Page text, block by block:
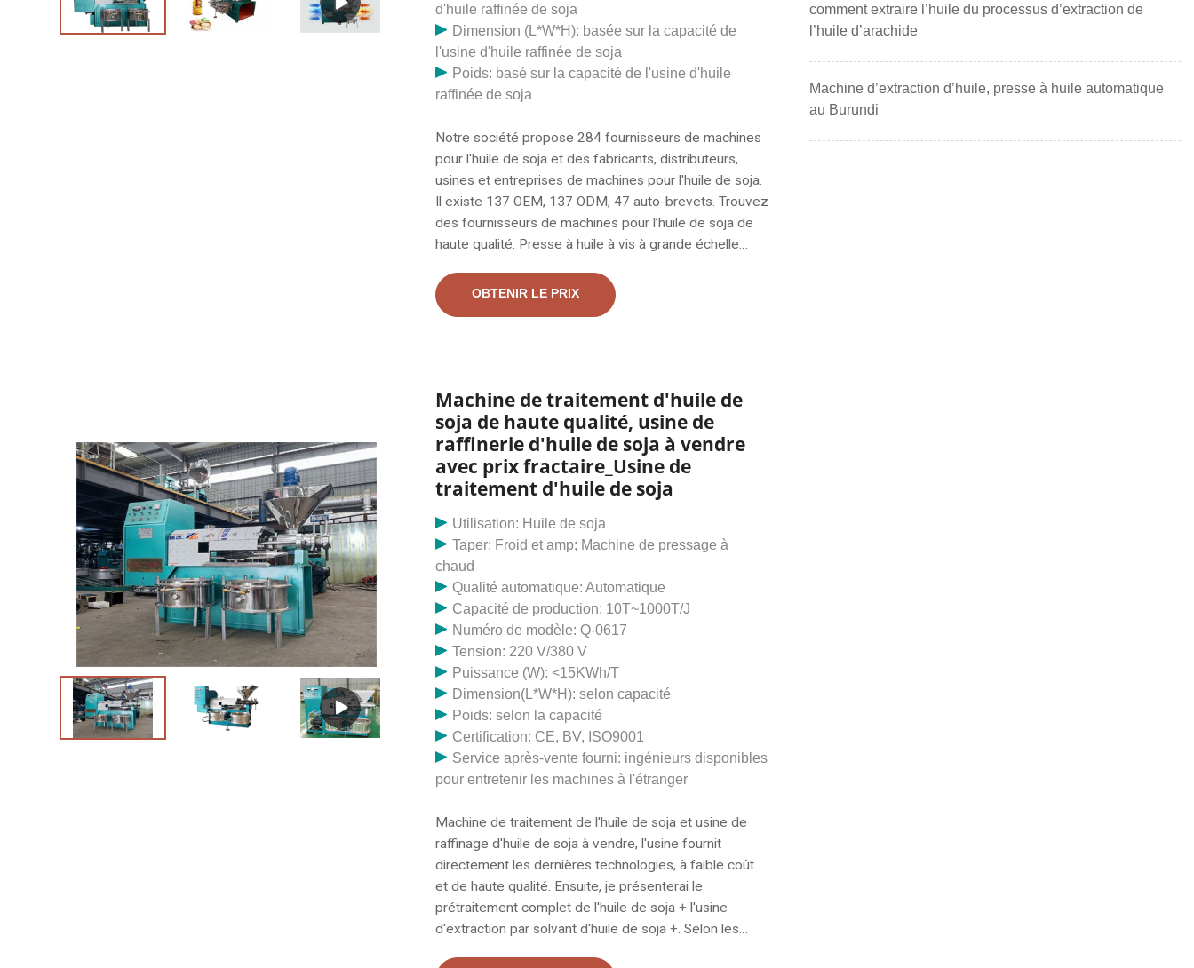
d'huile raffinée de soja
Dimension (L*W*H): basée sur la capacité de
l'usine d'huile raffinée de soja
Poids: basé sur la capacité de l'usine d'huile
raffinée de soja
Notre société propose 284 fournisseurs de machines
pour l'huile de soja et des fabricants, distributeurs,
usines et entreprises de machines pour l'huile de soja.
Il existe 137 OEM, 137 ODM, 47 auto-brevets. Trouvez
des fournisseurs de machines pour l’huile de soja de
haute qualité. Presse à huile à vis à grande échelle
gamme d'expulseurs d'huile, de machines d'extraction
d'huile, de presses à huile industrielles, de machines de
de coton, du colza, des graines d'abrasin, des graines
OBTENIR LE PRIX
Machine de traitement d'huile de
soja de haute qualité, usine de
raffinerie d'huile de soja à vendre
avec prix fractaire_Usine de
traitement d'huile de soja
Utilisation: Huile de soja
Taper: Froid et amp; Machine de pressage à
chaud
Qualité automatique: Automatique
Capacité de production: 10T~1000T/J
Numéro de modèle: Q-0617
Tension: 220 V/380 V
Puissance (W): <15KWh/T
Dimension(L*W*H): selon capacité
Poids: selon la capacité
Certification: CE, BV, ISO9001
Service après-vente fourni: ingénieurs disponibles
pour entretenir les machines à l'étranger
Machine de traitement de l'huile de soja et usine de
raffinage d'huile de soja à vendre, l'usine fournit
directement les dernières technologies, à faible coût
et de haute qualité. Ensuite, je présenterai le
prétraitement complet de l'huile de soja + l'usine
d'extraction par solvant d'huile de soja +. Selon les
comment extraire l’huile du processus d’extraction de
l’huile d’arachide
Machine d’extraction d’huile, presse à huile automatique
au Burundi